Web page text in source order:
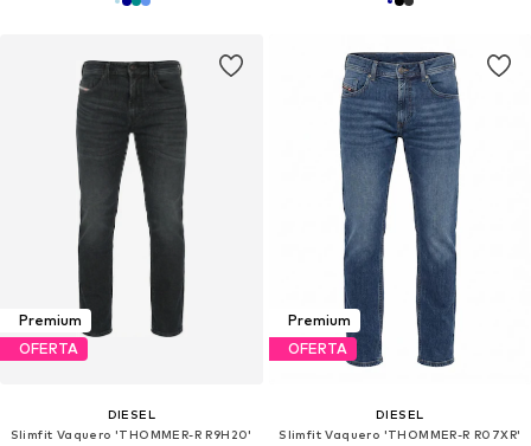
Premium
OFERTA
DIESEL
Slimfit Vaquero 'THOMMER-R R9H20'
Premium
OFERTA
DIESEL
Slimfit Vaquero 'THOMMER-R R07XR'